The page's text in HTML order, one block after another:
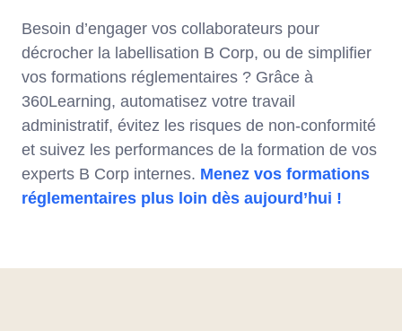
Besoin d’engager vos collaborateurs pour
décrocher la labellisation B Corp, ou de simplifier
vos formations réglementaires ? Grâce à
360Learning, automatisez votre travail
administratif, évitez les risques de non-conformité
et suivez les performances de la formation de vos
experts B Corp internes. Menez vos formations
réglementaires plus loin dès aujourd’hui !